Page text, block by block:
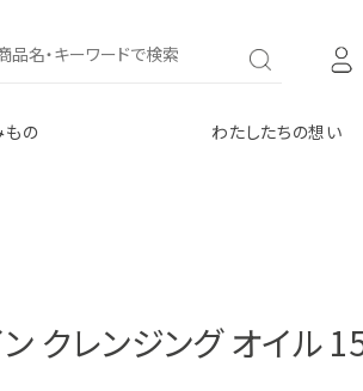
の わたしたちの想い
ン クレンジング オイル